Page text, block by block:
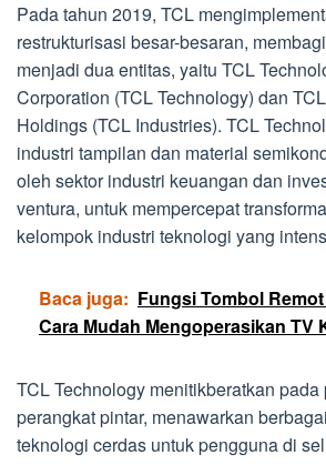
Pada tahun 2019, TCL
restrukturisasi besar-besaran,
menjadi dua entitas, yaitu TCL
Corporation (TCL Technology) dan
Holdings (TCL Industries). TCL
industri tampilan dan material
oleh sektor industri keuangan dan
ventura, untuk mempercepat
kelompok industri teknologi yang
Baca juga: Fungsi Tombol
Cara Mudah Mengoperasikan TV
TCL Technology menitikberatkan
perangkat pintar, menawarkan
teknologi cerdas untuk pengguna di